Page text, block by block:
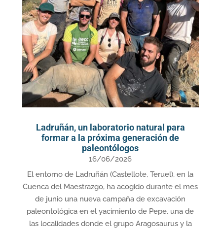
Ladruñán, un laboratorio natural para
formar a la próxima generación de
paleontólogos
16/06/2026
El entorno de Ladruñán (Castellote, Teruel), en la
Cuenca del Maestrazgo, ha acogido durante el mes
de junio una nueva campaña de excavación
paleontológica en el yacimiento de Pepe, una de
las localidades donde el grupo Aragosaurus y la